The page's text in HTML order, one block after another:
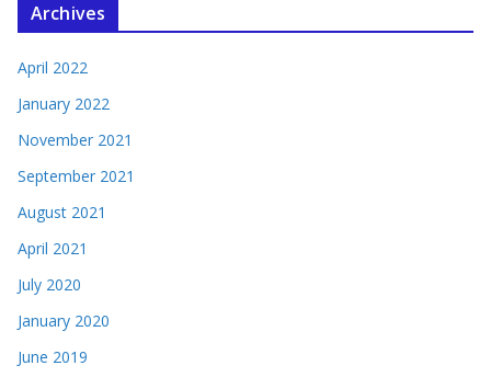
Archives
April 2022
January 2022
November 2021
September 2021
August 2021
April 2021
July 2020
January 2020
June 2019